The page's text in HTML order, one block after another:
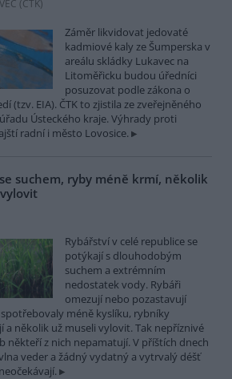
(ČTK)
Záměr likvidovat jedovaté
kadmiové kaly ze Šumperska v
areálu skládky Lukavec na
Litoměřicku budou úředníci
posuzovat podle zákona o
(tzv. EIA). ČTK to zjistila ze zveřejněného
Ústeckého kraje. Výhrady proti
radní i město Lovosice.
suchem, ryby méně krmí, několik
Rybářství v celé republice se
potýkají s dlouhodobým
suchem a extrémním
nedostatek vody. Rybáři
omezují nebo pozastavují
méně kyslíku, rybníky
a několik už museli vylovit. Tak nepříznivé
někteří z nich nepamatují. V příštích dnech
veder a žádný vydatný a vytrvalý déšť